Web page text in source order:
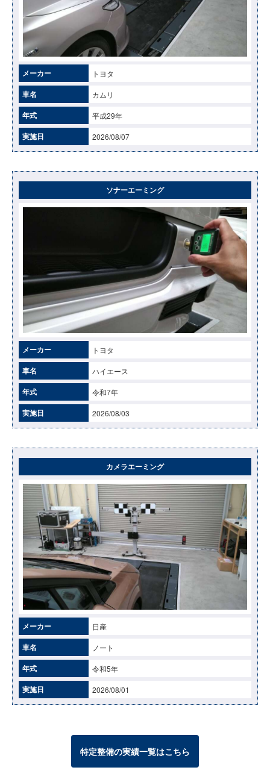
メーカー トヨタ
車名 カムリ
年式 平成29年
実施日 2026/08/07
ソナーエーミング
メーカー トヨタ
車名 ハイエース
年式 令和7年
実施日 2026/08/03
カメラエーミング
メーカー 日産
車名 ノート
年式 令和5年
実施日 2026/08/01
特定整備の実績一覧はこちら